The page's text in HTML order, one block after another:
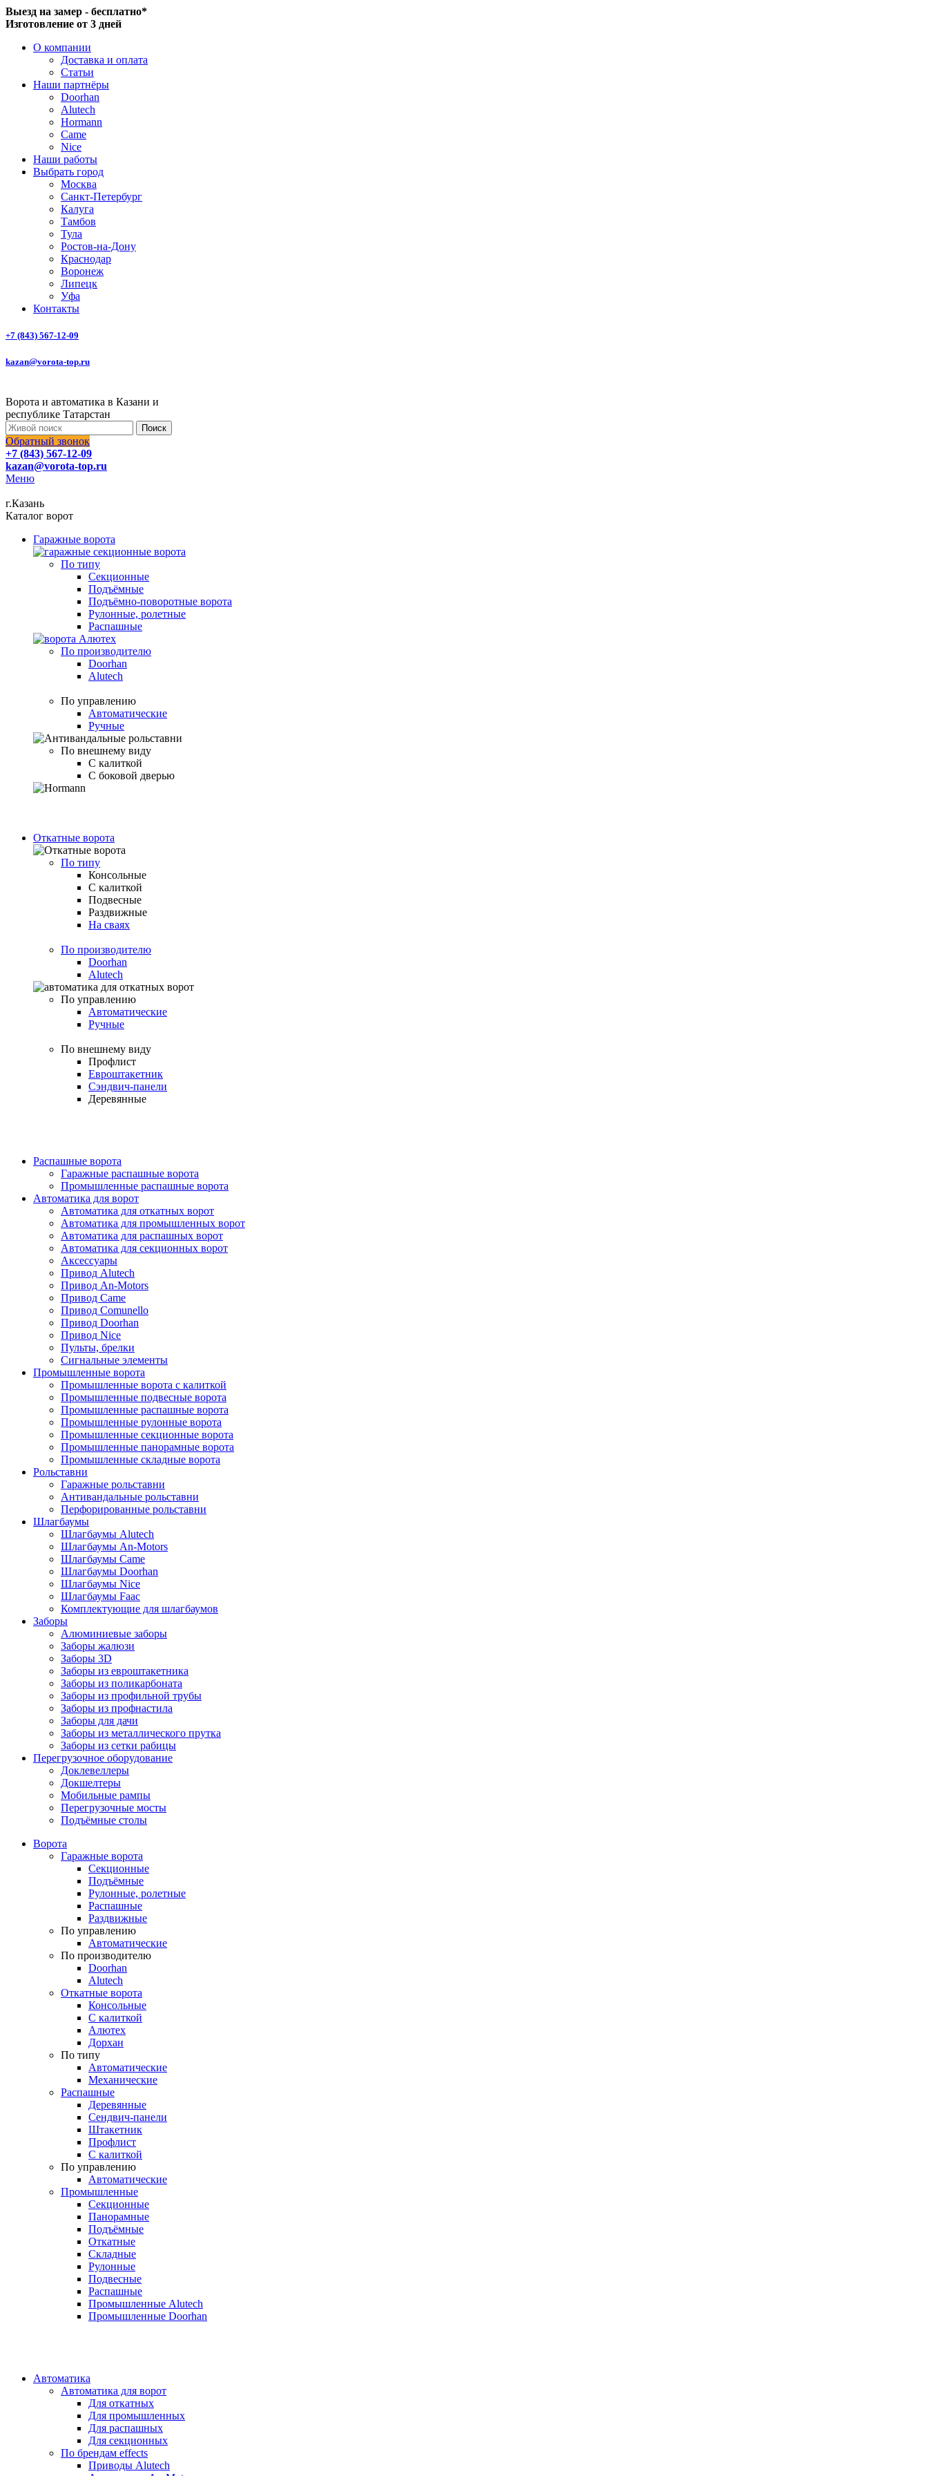
Выезд на замер - бесплатно*
Изготовление от 3 дней
О компании
Доставка и оплата
Статьи
Наши партнёры
Doorhan
Alutech
Hormann
Came
Nice
Наши работы
Выбрать город
Москва
Санкт-Петербург
Калуга
Тамбов
Тула
Ростов-на-Дону
Краснодар
Воронеж
Липецк
Уфа
Контакты
+7 (843) 567-12-09
kazan@vorota-top.ru
Ворота и автоматика в Казани и
республике Татарстан
Поиск
Обратный звонок
+7 (843) 567-12-09
kazan@vorota-top.ru
Меню
г.Казань
Каталог ворот
Гаражные ворота
По типу
Секционные
Подъёмные
Подъёмно-поворотные ворота
Рулонные, ролетные
Распашные
По производителю
Doorhan
Alutech
По управлению
Автоматические
Ручные
По внешнему виду
С калиткой
С боковой дверью
Откатные ворота
По типу
Консольные
С калиткой
Подвесные
Раздвижные
На сваях
По производителю
Doorhan
Alutech
По управлению
Автоматические
Ручные
По внешнему виду
Профлист
Евроштакетник
Сэндвич-панели
Деревянные
Распашные ворота
Гаражные распашные ворота
Промышленные распашные ворота
Автоматика для ворот
Автоматика для откатных ворот
Автоматика для промышленных ворот
Автоматика для распашных ворот
Автоматика для секционных ворот
Аксессуары
Привод Alutech
Привод An-Motors
Привод Came
Привод Comunello
Привод Doorhan
Привод Nice
Пульты, брелки
Сигнальные элементы
Промышленные ворота
Промышленные ворота с калиткой
Промышленные подвесные ворота
Промышленные распашные ворота
Промышленные рулонные ворота
Промышленные секционные ворота
Промышленные панорамные ворота
Промышленные складные ворота
Рольставни
Гаражные рольставни
Антивандальные рольставни
Перфорированные рольставни
Шлагбаумы
Шлагбаумы Alutech
Шлагбаумы An-Motors
Шлагбаумы Came
Шлагбаумы Doorhan
Шлагбаумы Nice
Шлагбаумы Faac
Комплектующие для шлагбаумов
Заборы
Алюминиевые заборы
Заборы жалюзи
Заборы 3D
Заборы из евроштакетника
Заборы из поликарбоната
Заборы из профильной трубы
Заборы из профнастила
Заборы для дачи
Заборы из металлического прутка
Заборы из сетки рабицы
Перегрузочное оборудование
Доклевеллеры
Докшелтеры
Мобильные рампы
Перегрузочные мосты
Подъёмные столы
Ворота
Гаражные ворота
Секционные
Подъёмные
Рулонные, ролетные
Распашные
Раздвижные
По управлению
Автоматические
По производителю
Doorhan
Alutech
Откатные ворота
Консольные
С калиткой
Алютех
Дорхан
По типу
Автоматические
Механические
Распашные
Деревянные
Сендвич-панели
Штакетник
Профлист
С калиткой
По управлению
Автоматические
Промышленные
Секционные
Панорамные
Подъёмные
Откатные
Складные
Рулонные
Подвесные
Распашные
Промышленные Alutech
Промышленные Doorhan
Автоматика
Автоматика для ворот
Для откатных
Для промышленных
Для распашных
Для секционных
По брендам effects
Приводы Alutech